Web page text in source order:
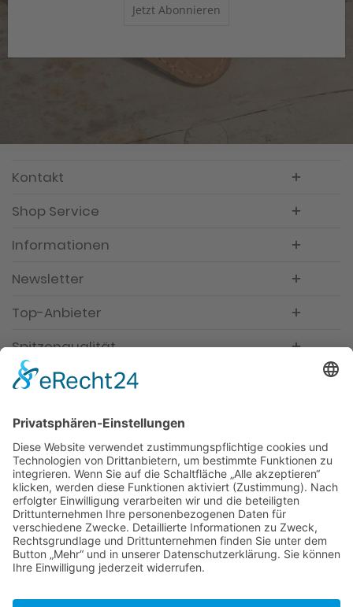
Jetzt Abonnieren
Kontakt
Shop Service
Informationen
Newsletter
Top-Anbieter
Spitzenqualität
Kompetente Beratung
Partner
* Alle Preise inkl. gesetzl. Mehrwertsteuer, inkl.
Versandkosten
FAQ Händler Login
Hilfe / Unterstützung
Newsletter
Warum WACCEX?